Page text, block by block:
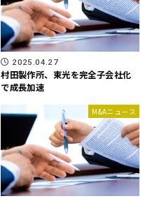
2025.04.27
村田製作所、東光を完全子会社化
で成長加速
M&Aニュース